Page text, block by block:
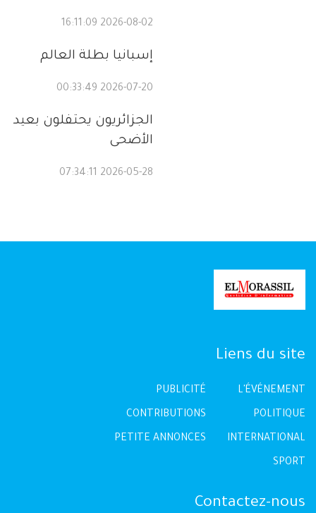
2026-08-02 16:11:09
إسبانيا بطلة العالم
2026-07-20 00:33:49
الجزائريون يحتفلون بعيد
الأضحى
2026-05-28 07:34:11
Liens du site
L'ÉVÉNEMENT
POLITIQUE
INTERNATIONAL
SPORT
PUBLICITÉ
CONTRIBUTIONS
PETITE ANNONCES
Contactez-nous